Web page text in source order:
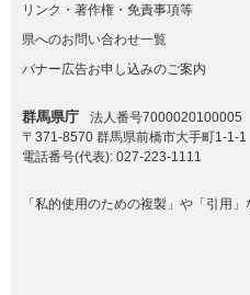
リンク・著作権・免責事項等
県へのお問い合わせ一覧
バナー広告お申し込みのご案内
群馬県庁
法人番号7000020100005
〒371-8570 群馬県前橋市大手町1-1-1
電話番号(代表): 027-223-1111
「私的使用のための複製」や「引用